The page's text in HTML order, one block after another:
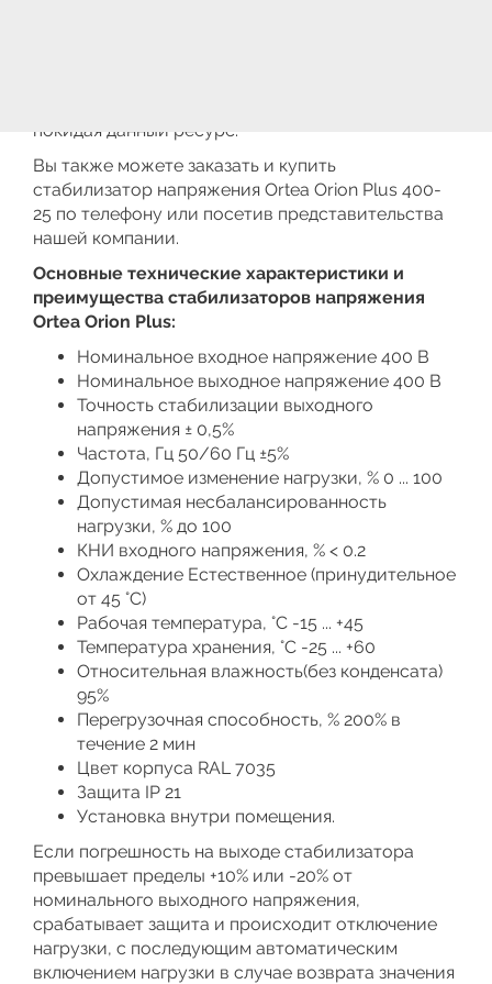
покидая данный ресурс.
Вы также можете заказать и купить
стабилизатор напряжения Ortea Orion Plus 400-
25 по телефону или посетив представительства
нашей компании.
Основные технические характеристики и
преимущества стабилизаторов напряжения
Ortea Orion Plus:
Номинальное входное напряжение 400 В
Номинальное выходное напряжение 400 В
Точность стабилизации выходного
напряжения ± 0,5%
Частота, Гц 50/60 Гц ±5%
Допустимое изменение нагрузки, % 0 ... 100
Допустимая несбалансированность
нагрузки, % до 100
КНИ входного напряжения, % < 0.2
Охлаждение Естественное (принудительное
от 45 °C)
Рабочая температура, °С -15 ... +45
Температура хранения, °С -25 ... +60
Относительная влажность(без конденсата)
95%
Перегрузочная способность, % 200% в
течение 2 мин
Цвет корпуса RAL 7035
Защита IP 21
Установка внутри помещения.
Если погрешность на выходе стабилизатора
превышает пределы +10% или -20% от
номинального выходного напряжения,
срабатывает защита и происходит отключение
нагрузки, с последующим автоматическим
включением нагрузки в случае возврата значения